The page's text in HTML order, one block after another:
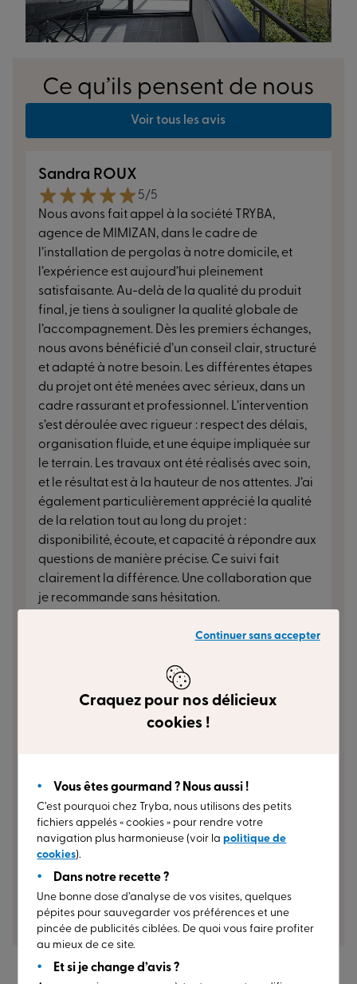
Ce qu’ils pensent de nous
Voir tous les avis
Sandra ROUX
5/5
Nous avons fait appel à la société TRYBA,
agence de MIMIZAN, dans le cadre de
l’installation de pergolas à notre domicile, et
l’expérience est aujourd’hui pleinement
satisfaisante. Au-delà de la qualité du produit
final, je tiens à souligner la qualité globale de
l’accompagnement. Dès les premiers échanges,
nous avons bénéficié d’un conseil clair, structuré
et adapté à notre besoin. Les différentes étapes
du projet ont été menées avec sérieux, dans un
cadre rassurant et professionnel. L’intervention
s’est déroulée avec rigueur : respect des délais,
organisation fluide, et une équipe impliquée sur
le terrain. Les travaux ont été réalisés avec soin,
et le résultat est à la hauteur de nos attentes. J’ai
également particulièrement apprécié la qualité
de la relation tout au long du projet :
disponibilité, écoute, et capacité à répondre aux
questions de manière précise. Ce suivi fait
clairement la différence. Une collaboration que
je recommande sans hésitation.
5/5
Nous sommes très satisfaits de la prestation de
sur place sur ce soit le métreur ou les poseurs ont
été très professionnels et nous sommes ravis du
résultat et de la qualité des produits. Nous les
recommandons sans aucun souci et nous
referons appel à eux pour notre clôture et
pergola.
il y a 4 mois
COURNON
Et pour un vieux bâtiment avec un balcon en pierre ?
Continuer sans accepter
Craquez pour nos délicieux
cookies !
Vous êtes gourmand ? Nous aussi !
C’est pourquoi chez Tryba, nous utilisons des petits
fichiers appelés « cookies » pour rendre votre
navigation plus harmonieuse (voir lapolitique de
cookies).
Dans notre recette ?
Une bonne dose d’analyse de vos visites, quelques
pépites pour sauvegarder vos préférences et une
pincée de publicités ciblées. De quoi vous faire profiter
au mieux de ce site.
Et si je change d’avis ?